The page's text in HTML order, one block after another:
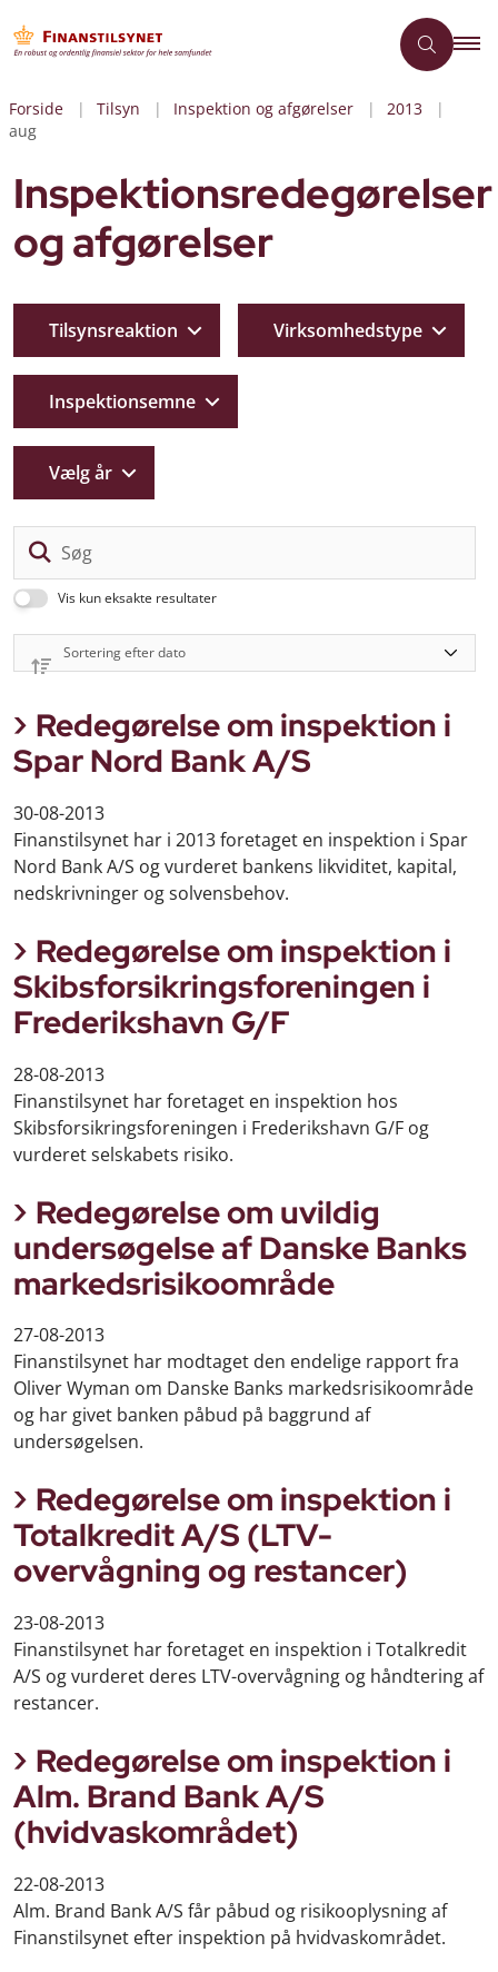
Forside Tilsyn Inspektion og afgørelser
2013
aug
Inspektionsredegørelser
og afgørelser
Vis kun eksakte resultater
Tilsynsreaktion Virksomhedstype
Inspektionsemne
Vælg år
Redegørelse om inspektion i
Spar Nord Bank A/S
30-08-2013
Finanstilsynet har i 2013 foretaget en inspektion i Spar
Nord Bank A/S og vurderet bankens likviditet, kapital,
nedskrivninger og solvensbehov.
Redegørelse om inspektion i
Skibsforsikringsforeningen i
Frederikshavn G/F
28-08-2013
Finanstilsynet har foretaget en inspektion hos
Skibsforsikringsforeningen i Frederikshavn G/F og
vurderet selskabets risiko.
Redegørelse om uvildig
undersøgelse af Danske Banks
markedsrisikoområde
27-08-2013
Finanstilsynet har modtaget den endelige rapport fra
Oliver Wyman om Danske Banks markedsrisikoområde
og har givet banken påbud på baggrund af
undersøgelsen.
Redegørelse om inspektion i
Totalkredit A/S (LTV-
overvågning og restancer)
23-08-2013
Finanstilsynet har foretaget en inspektion i Totalkredit
A/S og vurderet deres LTV-overvågning og håndtering af
restancer.
Redegørelse om inspektion i
Alm. Brand Bank A/S
(hvidvaskområdet)
22-08-2013
Alm. Brand Bank A/S får påbud og risikooplysning af
Finanstilsynet efter inspektion på hvidvaskområdet.